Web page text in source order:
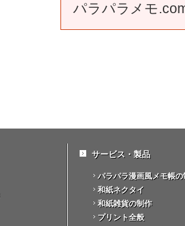
パラパラメモ
サービス・製品
パラパラ漫画風メモ帳の
和紙ネクタイ
和紙雑貨の制作
プリント全般